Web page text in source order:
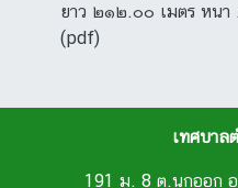
ยาว ๒๑๒.๐๐ เมตร หนา
(pdf)
เทศบาล
191 ม. 8 ต.นกออก